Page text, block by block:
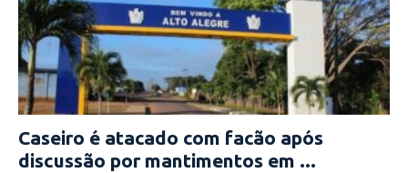
Caseiro é atacado com facão após
discussão por mantimentos em ...